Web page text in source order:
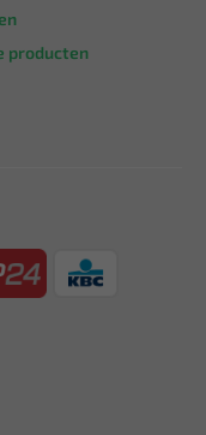
producten